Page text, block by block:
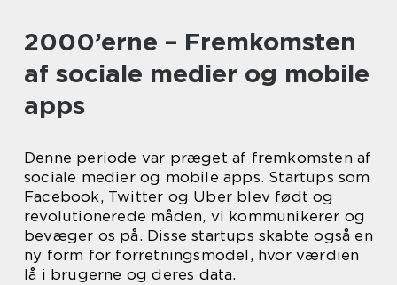
2000’erne – Fremkomsten
af sociale medier og mobile
apps
Denne periode var præget af fremkomsten af
sociale medier og mobile apps. Startups som
Facebook, Twitter og Uber blev født og
revolutionerede måden, vi kommunikerer og
bevæger os på. Disse startups skabte også en
ny form for forretningsmodel, hvor værdien
lå i brugerne og deres data.